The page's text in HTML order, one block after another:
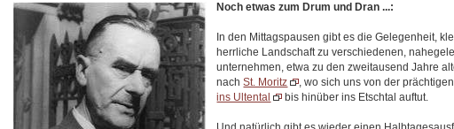
Noch etwas zum Drum und Dran ...:
In den Mittagspausen gibt es die Gelegenheit,
herrliche Landschaft zu verschiedenen,
unternehmen, etwa zu den zweitausend Jahre
nachSt. Moritz , wo sich uns von der
ins Ultental
bis hinüber ins Etschtal auftut.